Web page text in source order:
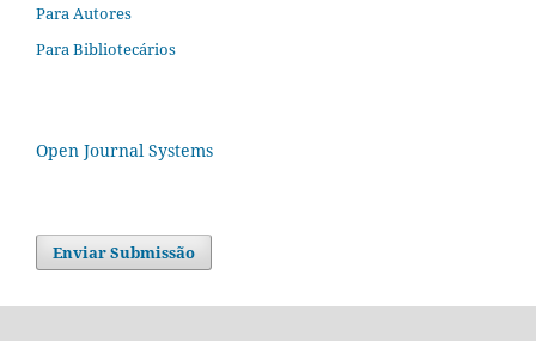
Para Autores
Para Bibliotecários
Open Journal Systems
Enviar Submissão